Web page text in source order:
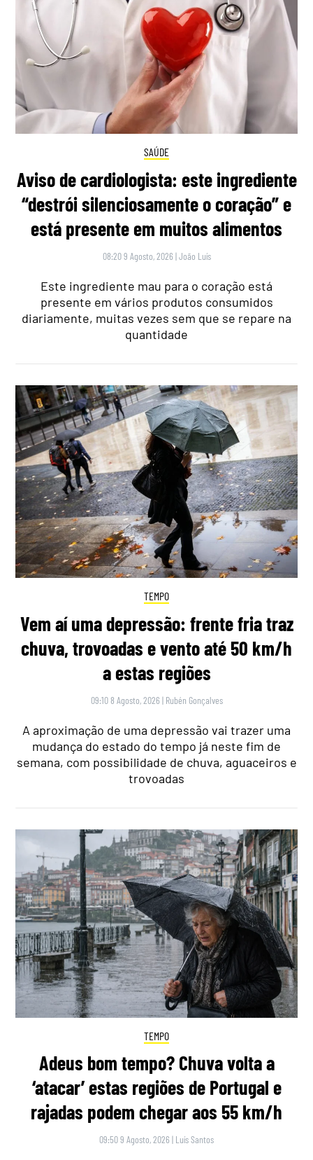
SAÚDE
Aviso de cardiologista: este ingrediente
“destrói silenciosamente o coração” e
está presente em muitos alimentos
08:20 9 Agosto, 2026 |João Luís
Este ingrediente mau para o coração está
presente em vários produtos consumidos
diariamente, muitas vezes sem que se repare na
quantidade
TEMPO
Vem aí uma depressão: frente fria traz
chuva, trovoadas e vento até 50 km/h
a estas regiões
09:10 8 Agosto, 2026 | Rubén Gonçalves
A aproximação de uma depressão vai trazer uma
mudança do estado do tempo já neste fim de
semana, com possibilidade de chuva, aguaceiros e
trovoadas
TEMPO
Adeus bom tempo? Chuva volta a
‘atacar’ estas regiões de Portugal e
rajadas podem chegar aos 55 km/h
09:50 9 Agosto, 2026 | Luís Santos